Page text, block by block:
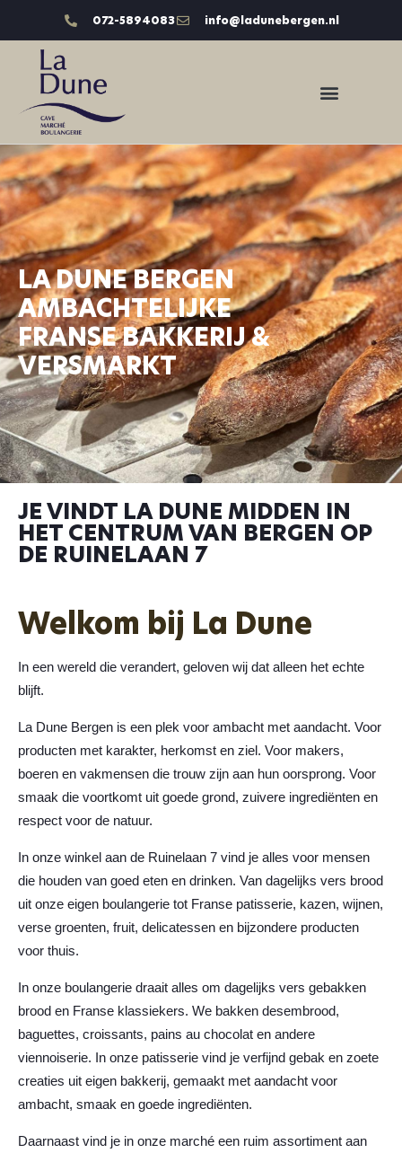
072-5894083 info@ladunebergen.nl
LA DUNE BERGEN
AMBACHTELIJKE
FRANSE BAKKERIJ &
VERSMARKT
JE VINDT LA DUNE MIDDEN IN
HET CENTRUM VAN BERGEN OP
DE RUINELAAN 7
Welkom bij La Dune
In een wereld die verandert, geloven wij dat alleen het echte
blijft.
La Dune Bergen is een plek voor ambacht met aandacht. Voor
producten met karakter, herkomst en ziel. Voor makers,
boeren en vakmensen die trouw zijn aan hun oorsprong. Voor
smaak die voortkomt uit goede grond, zuivere ingrediënten en
respect voor de natuur.
In onze winkel aan de Ruinelaan 7 vind je alles voor mensen
die houden van goed eten en drinken. Van dagelijks vers brood
uit onze eigen boulangerie tot Franse patisserie, kazen, wijnen,
verse groenten, fruit, delicatessen en bijzondere producten
voor thuis.
In onze boulangerie draait alles om dagelijks vers gebakken
brood en Franse klassiekers. We bakken desembrood,
baguettes, croissants, pains au chocolat en andere
viennoiserie. In onze patisserie vind je verfijnd gebak en zoete
creaties uit eigen bakkerij, gemaakt met aandacht voor
ambacht, smaak en goede ingrediënten.
Daarnaast vind je in onze marché een ruim assortiment aan